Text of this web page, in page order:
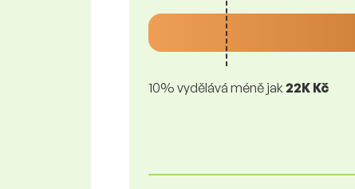
10% vydělává méně jak22K Kč